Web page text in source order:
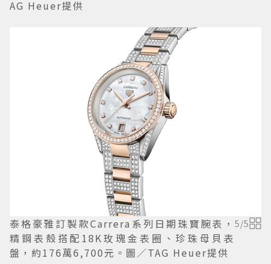
AG Heuer提供
泰格豪雅訂製款Carrera系列日期珠寶腕表，
精鋼表殼搭配18K玫瑰金表圈、珍珠母貝表
盤，約176萬6,700元。圖／TAG Heuer提供
5/5